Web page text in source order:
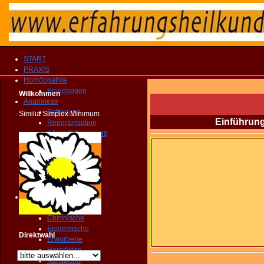
START
PRAXIS
Homöopathie
Fragebogen
Anamnese
Befragung
Repertorisation
Körperfettmessung
Geopathologie
Farbenspiegel
Florastatus
Zahnstatus
Dynamik
Krankheit
Akute
Chronische
Epidemische
Erworbene
Hereditäre
Künstliche
Willkommen
Similia Simplex Minimum
Direktwahl